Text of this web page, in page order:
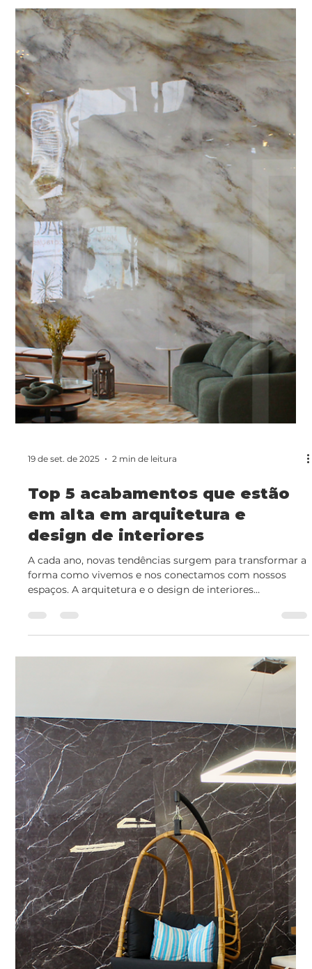
23 de set. de 2025 2 min de leitura
Revestimentos à Prova d'Água:
A Solução Ideal para Ambientes
Úmidos (e o Poder do
Revestimento Flexível)
Revestimentos à prova d'água são essenciais para
proteger esses espaços. Entre as opções, o revestimento
flexível se destaca como uma solução inovadora,